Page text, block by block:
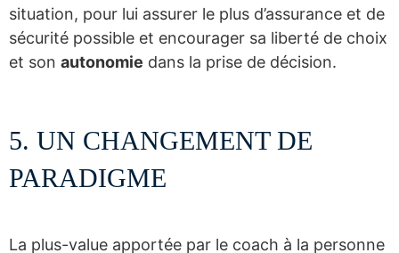
situation, pour lui assurer le plus d’assurance et de
sécurité possible et encourager sa liberté de choix
et son autonomie dans la prise de décision.
5. UN CHANGEMENT DE
PARADIGME
La plus-value apportée par le coach à la personne